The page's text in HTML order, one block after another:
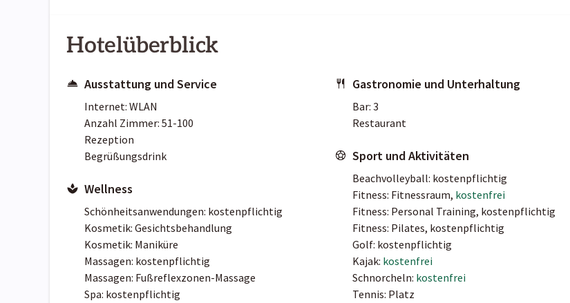
Hotelüberblick
Ausstattung und Service
Internet: WLAN
Anzahl Zimmer: 51-100
Rezeption
Begrüßungsdrink
Wellness
Schönheitsanwendungen: kostenpflichtig
Kosmetik: Gesichtsbehandlung
Kosmetik: Maniküre
Massagen: kostenpflichtig
Massagen: Fußreflexzonen-Massage
Spa: kostenpflichtig
Gastronomie und Unterhaltung
Bar: 3
Restaurant
Sport und Aktivitäten
Beachvolleyball: kostenpflichtig
Fitness: Fitnessraum, kostenfrei
Fitness: Personal Training, kostenpflichtig
Fitness: Pilates, kostenpflichtig
Golf: kostenpflichtig
Kajak: kostenfrei
Schnorcheln: kostenfrei
Tennis: Platz